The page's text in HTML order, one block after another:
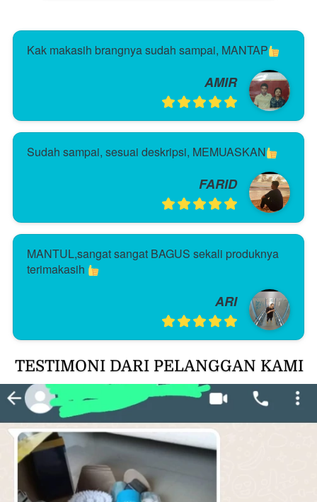
Kak makasih brangnya sudah sampai, MANTAP
AMIR
Sudah sampai, sesuai deskripsi, MEMUASKAN
FARID
MANTUL,sangat sangat BAGUS sekali produknya
terimakasih
ARI
TESTIMONI DARI PELANGGAN KAMI